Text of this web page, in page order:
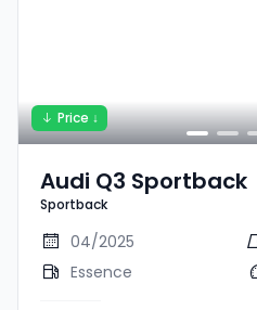
Price ↓
Audi Q3 Sportback
Sportback
04/2025
Essence